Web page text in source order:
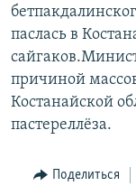
паслась в
причиной
Костанайской
пастереллёза.
Поделиться